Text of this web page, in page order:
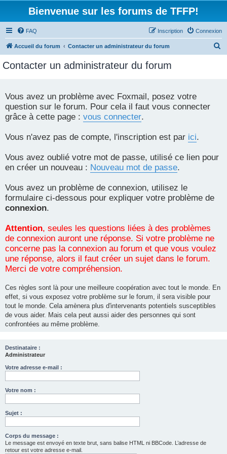
Bienvenue sur les forums de TFFP!
FAQ Connexion
Inscription
Accueil du forum Contacter un administrateur du forum
Contacter un administrateur du forum
Vous avez un problème avec Foxmail, posez votre
question sur le forum. Pour cela il faut vous connecter
grâce à cette page : vous connecter.
Vous n'avez pas de compte, l'inscription est par ici.
Vous avez oublié votre mot de passe, utilisé ce lien pour
en créer un nouveau : Nouveau mot de passe.
Vous avez un problème de connexion, utilisez le
formulaire ci-dessous pour expliquer votre problème de
connexion.
Attention, seules les questions liées à des problèmes
de connexion auront une réponse. Si votre problème ne
concerne pas la connexion au forum et que vous voulez
une réponse, alors il faut créer un sujet dans le forum.
Merci de votre compréhension.
Ces règles sont là pour une meilleure coopération avec tout le monde. En
effet, si vous exposez votre problème sur le forum, il sera visible pour
tout le monde. Cela amènera plus d'intervenants potentiels susceptibles
de vous aider. Mais cela peut aussi aider des personnes qui sont
confrontées au même problème.
Destinataire :
Administrateur
Votre adresse e-mail :
Votre nom :
Sujet :
Corps du message :
Le message est envoyé en texte brut, sans balise HTML ni BBCode. L’adresse de
retour est votre adresse e-mail.